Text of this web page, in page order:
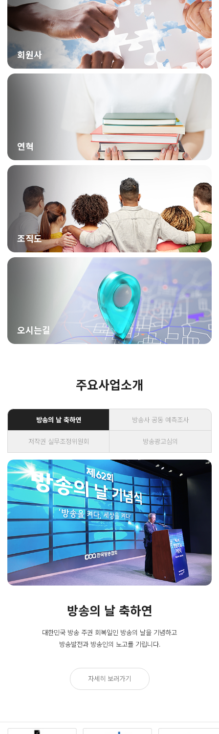
회원사
연혁
조직도
오시는길
주요사업소개
방송의 날 축하연 방송사 공동 예측조사
저작권 실무조정위원회 방송광고심의
방송의 날 축하연
대한민국 방송 주권 회복일인 방송의 날을 기념하고
방송발전과 방송인의 노고를 기립니다.
자세히 보러가기